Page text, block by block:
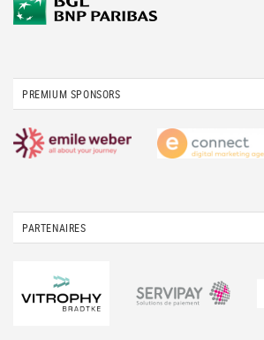
PREMIUM SPONSORS
PARTENAIRES